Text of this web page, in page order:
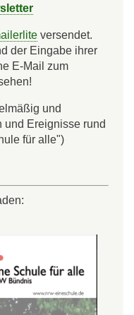
versendet.
der Eingabe ihrer
E-Mail zum
und
und Ereignisse rund
für alle")